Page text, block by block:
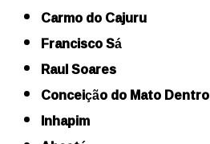
Carmo do Cajuru
Francisco Sá
Raul Soares
Conceição do Mato Dentro
Inhapim